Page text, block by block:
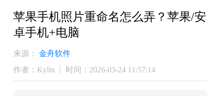
苹果手机照片重命名怎么弄？苹果/安
卓手机+电脑
来源：
金舟软件
作者：Kylin
时间：2026-03-24 11:57:14